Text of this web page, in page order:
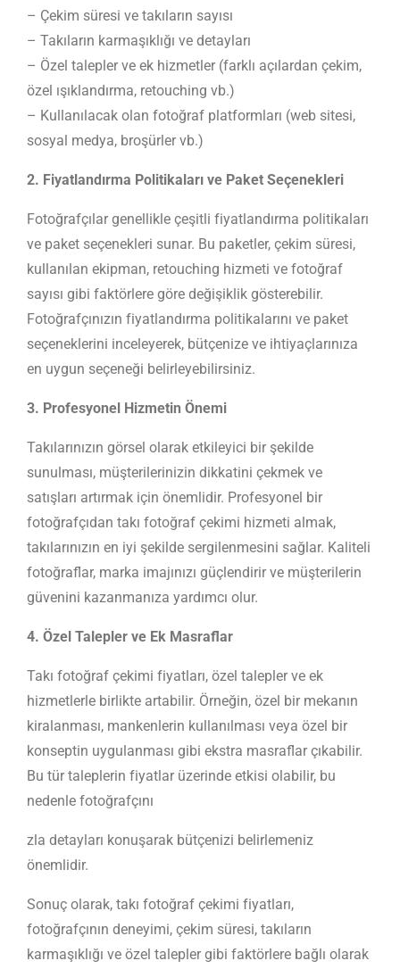
– Çekim süresi ve takıların sayısı
– Takıların karmaşıklığı ve detayları
– Özel talepler ve ek hizmetler (farklı açılardan çekim,
özel ışıklandırma, retouching vb.)
– Kullanılacak olan fotoğraf platformları (web sitesi,
sosyal medya, broşürler vb.)
2. Fiyatlandırma Politikaları ve Paket Seçenekleri
Fotoğrafçılar genellikle çeşitli fiyatlandırma politikaları
ve paket seçenekleri sunar. Bu paketler, çekim süresi,
kullanılan ekipman, retouching hizmeti ve fotoğraf
sayısı gibi faktörlere göre değişiklik gösterebilir.
Fotoğrafçınızın fiyatlandırma politikalarını ve paket
seçeneklerini inceleyerek, bütçenize ve ihtiyaçlarınıza
en uygun seçeneği belirleyebilirsiniz.
3. Profesyonel Hizmetin Önemi
Takılarınızın görsel olarak etkileyici bir şekilde
sunulması, müşterilerinizin dikkatini çekmek ve
satışları artırmak için önemlidir. Profesyonel bir
fotoğrafçıdan takı fotoğraf çekimi hizmeti almak,
takılarınızın en iyi şekilde sergilenmesini sağlar. Kaliteli
fotoğraflar, marka imajınızı güçlendirir ve müşterilerin
güvenini kazanmanıza yardımcı olur.
4. Özel Talepler ve Ek Masraflar
Takı fotoğraf çekimi fiyatları, özel talepler ve ek
hizmetlerle birlikte artabilir. Örneğin, özel bir mekanın
kiralanması, mankenlerin kullanılması veya özel bir
konseptin uygulanması gibi ekstra masraflar çıkabilir.
Bu tür taleplerin fiyatlar üzerinde etkisi olabilir, bu
nedenle fotoğrafçını
zla detayları konuşarak bütçenizi belirlemeniz
önemlidir.
Sonuç olarak, takı fotoğraf çekimi fiyatları,
fotoğrafçının deneyimi, çekim süresi, takıların
karmaşıklığı ve özel talepler gibi faktörlere bağlı olarak